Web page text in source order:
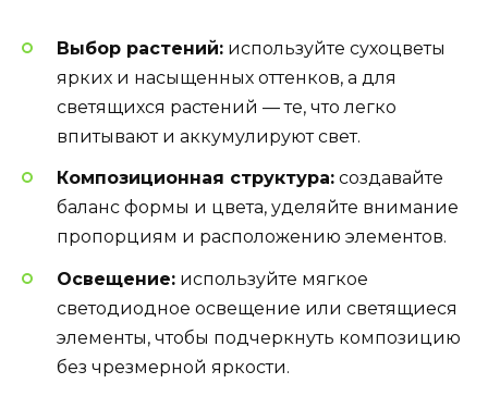
Выбор растений: используйте сухоцветы
ярких и насыщенных оттенков, а для
светящихся растений — те, что легко
впитывают и аккумулируют свет.
Композиционная структура: создавайте
баланс формы и цвета, уделяйте внимание
пропорциям и расположению элементов.
Освещение: используйте мягкое
светодиодное освещение или светящиеся
элементы, чтобы подчеркнуть композицию
без чрезмерной яркости.